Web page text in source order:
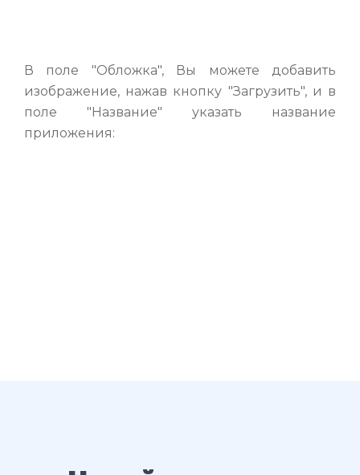
В поле "Обложка", Вы можете добавить
изображение, нажав кнопку "Загрузить", и в
поле "Название" указать название
приложения: